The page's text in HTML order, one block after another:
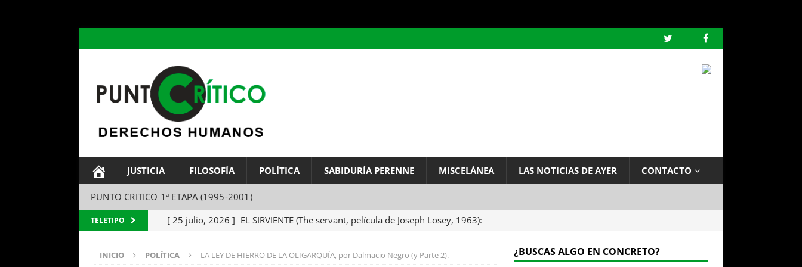
JUSTICIA FILOSOFÍA POLÍTICA SABIDURÍA PERENNE MISCELÁNEA LAS NOTICIAS DE AYER CONTACTO
PUNTO CRITICO 1ª ETAPA (1995-2001)
TELETIPO [ 25 julio, 2026 ] EL SIRVIENTE (The servant, película de Joseph Losey, 1963):
[ 24 julio, 2026 ] EL TEMA DEL INFINITO, por Baruch de Spinoza (Carta de
INICIO POLÍTICA LA LEY DE HIERRO DE LA OLIGARQUÍA, por Dalmacio Negro (y Parte 2). ¿BUSCAS ALGO EN CONCRETO?